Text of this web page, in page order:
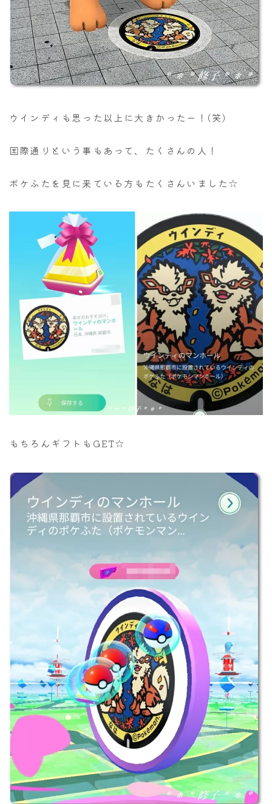
ウインディも思った以上に大きかったー！(笑)
国際通りという事もあって、たくさんの人！
ポケふたを見に来ている方もたくさんいました☆
もちろんギフトもGET☆